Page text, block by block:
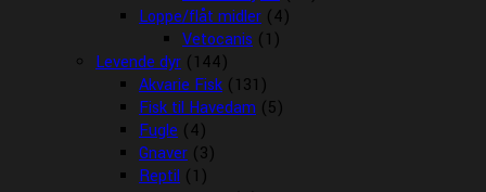
Loppe/flåt midler (4)
Vetocanis (1)
Levende dyr (144)
Akvarie Fisk (131)
Fisk til Havedam (5)
Fugle (4)
Gnaver (3)
Reptil (1)